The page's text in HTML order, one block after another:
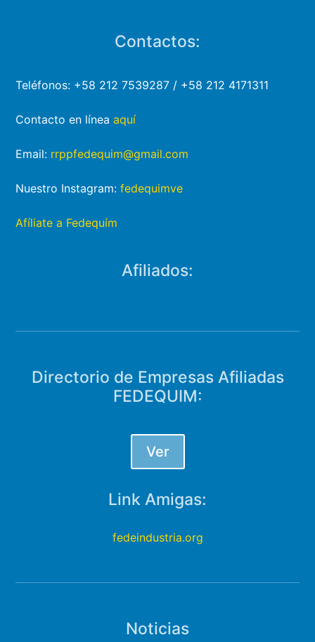
Contactos:
Teléfonos: +58 212 7539287 / +58 212 4171311
Contacto en líneaaquí
Email: rrppfedequim@gmail.com
Nuestro Instagram:fedequimve
Afíliate a Fedequím
Afiliados:
Directorio de Empresas Afiliadas
FEDEQUIM:
Ver
Link Amigas:
fedeindustria.org
Noticias